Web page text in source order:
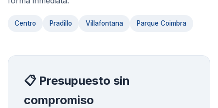
Centro Pradillo Villafontana Parque Coimbra
📋 Presupuesto sin
compromiso